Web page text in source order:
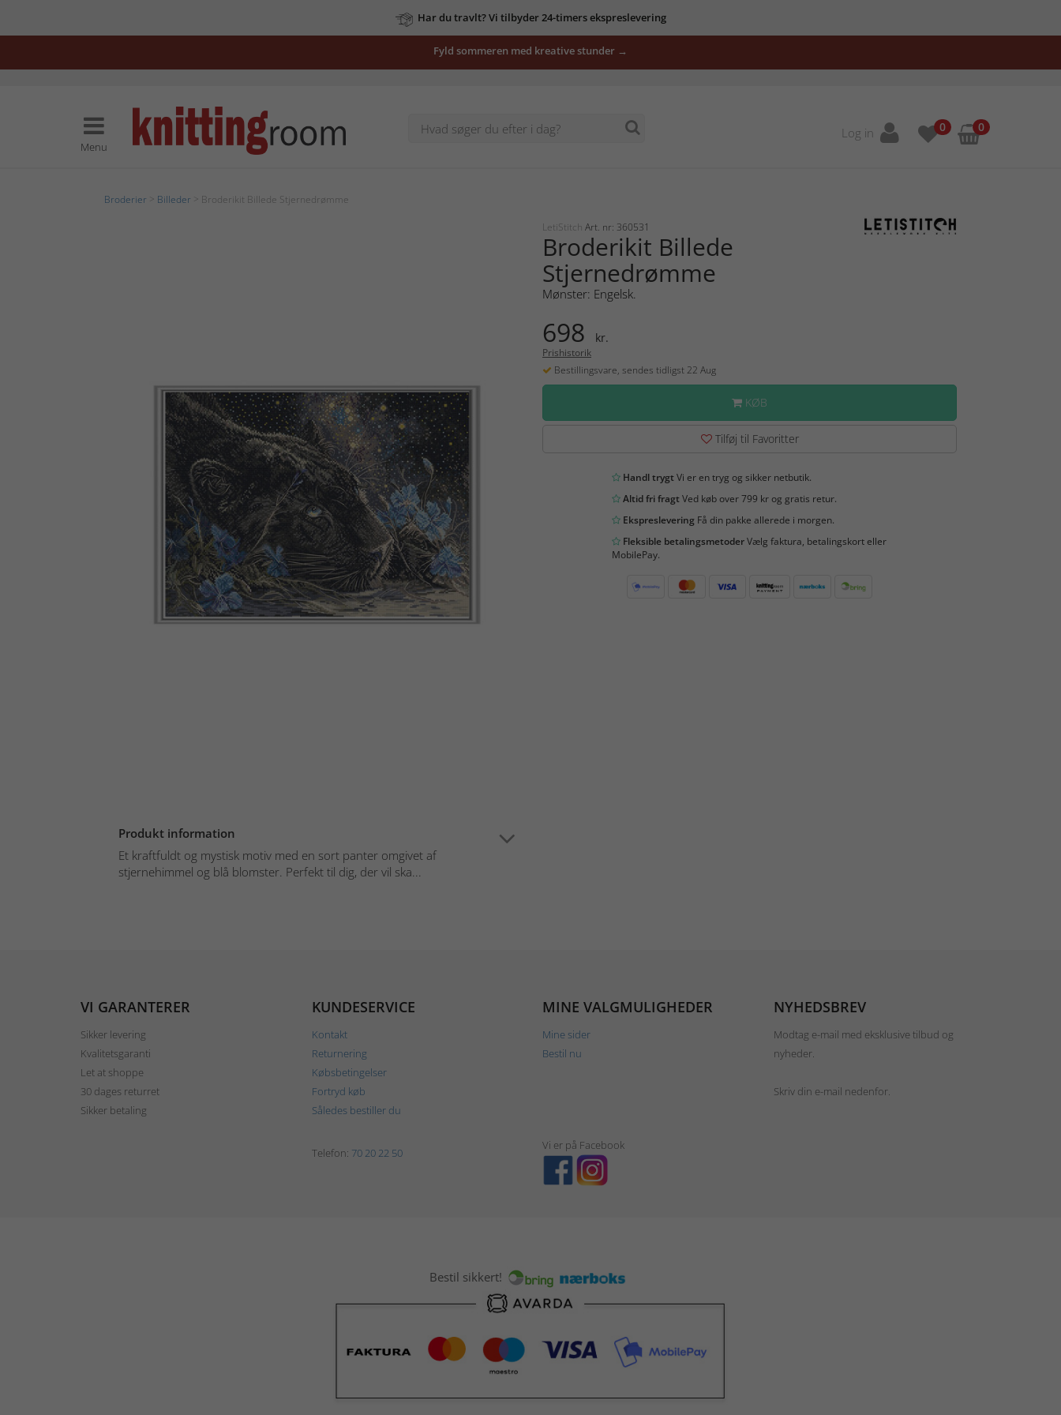
Har du travlt? Vi tilbyder 24-timers ekspreslevering
Fyld sommeren med kreative stunder →
Menu
Log in 0 0
Broderier Billeder > Broderikit Billede Stjernedrømme
Produkt information
Et kraftfuldt og mystisk motiv med en sort panter omgivet af
stjernehimmel og blå blomster. Perfekt til dig, der vil ska...
LetiStitch Art. nr: 360531
Broderikit Billede
Stjernedrømme
Mønster: Engelsk.
698 kr.
Prishistorik
Bestillingsvare, sendes tidligst 22 Aug
KØB
Tilføj til Favoritter
Handl trygtVi er en tryg og sikker netbutik.
Altid fri fragtVed køb over 799 kr og gratis retur.
EkspresleveringFå din pakke allerede i morgen.
Fleksible betalingsmetoderVælg faktura, betalingskort eller
MobilePay.
VI GARANTERER
Sikker levering
Kvalitetsgaranti
Let at shoppe
30 dages returret
Sikker betaling
KUNDESERVICE
Kontakt
Returnering
Købsbetingelser
Fortryd køb
Således bestiller du
MINE VALGMULIGHEDER
Mine sider
Bestil nu
NYHEDSBREV
Modtag e-mail med eksklusive tilbud og
nyheder.
Skriv din e-mail nedenfor.
Telefon: 70 20 22 50
Vi er på Facebook
Bestil sikkert!